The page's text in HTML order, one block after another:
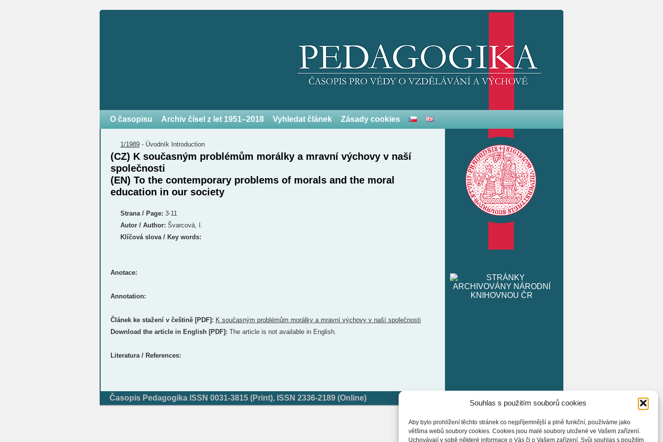
Souhlas s použitím souborů cookies
Aby bylo prohlížení těchto stránek co nejpříjemnější a plně funkční, používáme jako
většina webů soubory cookies. Cookies jsou malé soubory uložené ve Vašem zařízení.
Uchovávají v sobě některé informace o Vás či o Vašem zařízení. Svůj souhlas s použitím
O časopisu Archiv čísel z let 1951–2018 Vyhledat článek Zásady cookies
1/1989 - Úvodník Introduction
(CZ) K současným problémům morálky a mravní výchovy v naší
společnosti
(EN) To the contemporary problems of morals and the moral
education in our society
Strana / Page: 3-11
Autor / Author: Švarcová, I.
Klíčová slova / Key words:
Anotace:
Annotation:
Článek ke stažení v češtině [PDF]: K současným problémům morálky a mravní výchovy v naší společnosti
Download the article in English [PDF]: The article is not available in English.
Literatura / References:
Časopis Pedagogika ISSN 0031-3815 (Print), ISSN 2336-2189 (Online)